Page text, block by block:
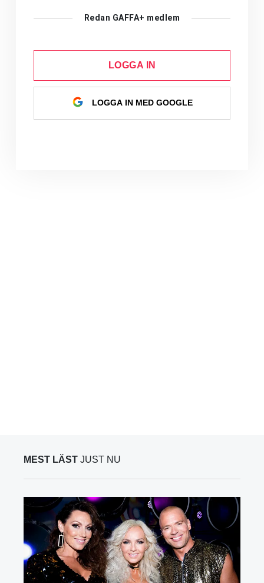
Redan GAFFA+ medlem
LOGGA IN
LOGGA IN MED GOOGLE
MEST LÄST JUST NU